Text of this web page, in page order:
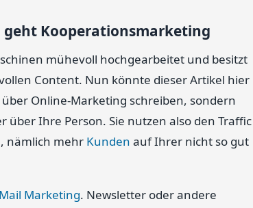
Kooperationsmarketing
mühevoll hochgearbeitet und besitzt
Content. Nun könnte dieser Artikel hier
Online-Marketing schreiben, sondern
Ihre Person. Sie nutzen also den Traffic
nämlich mehr Kunden auf Ihrer nicht so gut
Marketing. Newsletter oder andere